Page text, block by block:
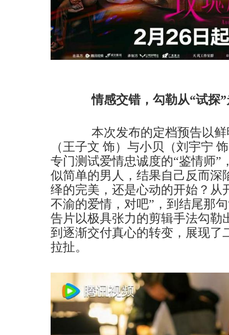
情感交错，勾勒从“试探
本次发布的定档预告以鲜
（王子文 饰）与小贝（刘宇宁
专门测试爱情忠诚度的“鉴情师”
似简单的男人，结果自己反而深
绎的完美，还是心动的开始？从
不渝的爱情，对吧”，到结尾那
告片以极具张力的剪辑手法勾勒
到逐渐交付真心的转变，展现了
拉扯。